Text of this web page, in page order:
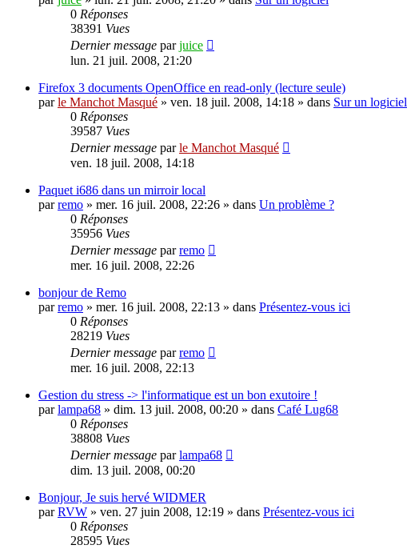
0 Réponses
38391 Vues
Dernier message parjuice
lun. 21 juil. 2008, 21:20
Firefox 3 documents OpenOffice en read-only (lecture seule)
parle Manchot Masqué » ven. 18 juil. 2008, 14:18 » dans Sur un logiciel
0 Réponses
39587 Vues
Dernier message parle Manchot Masqué
ven. 18 juil. 2008, 14:18
Paquet i686 dans un mirroir local
parremo » mer. 16 juil. 2008, 22:26 » dans Un problème ?
0 Réponses
35956 Vues
Dernier message parremo
mer. 16 juil. 2008, 22:26
bonjour de Remo
parremo » mer. 16 juil. 2008, 22:13 » dans Présentez-vous ici
0 Réponses
28219 Vues
Dernier message parremo
mer. 16 juil. 2008, 22:13
Gestion du stress -> l'informatique est un bon exutoire !
parlampa68 » dim. 13 juil. 2008, 00:20 » dans Café Lug68
0 Réponses
38808 Vues
Dernier message parlampa68
dim. 13 juil. 2008, 00:20
Bonjour, Je suis hervé WIDMER
parRVW » ven. 27 juin 2008, 12:19 » dans Présentez-vous ici
0 Réponses
28595 Vues